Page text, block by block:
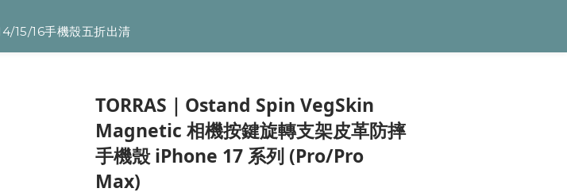
15/16手機殼五折出清
TORRAS｜Ostand Spin VegSkin
Magnetic 相機按鍵旋轉支架皮革防摔
手機殼 iPhone 17 系列 (Pro/Pro
Max)